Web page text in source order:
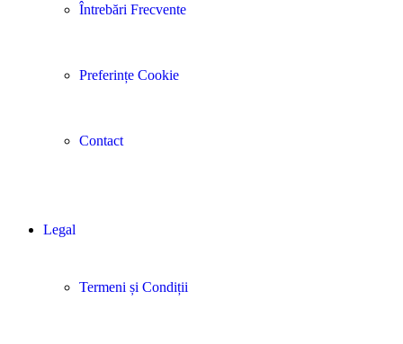
Întrebări Frecvente
Preferințe Cookie
Contact
Legal
Termeni și Condiții